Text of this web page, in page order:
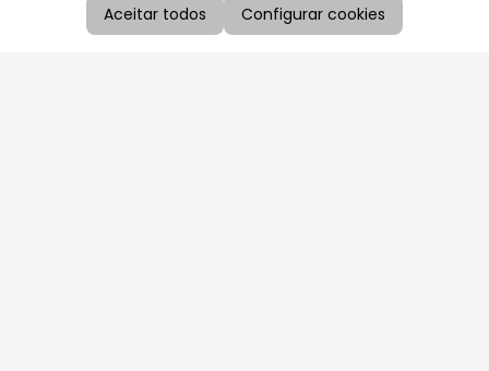
Aceitar todos Configurar cookies